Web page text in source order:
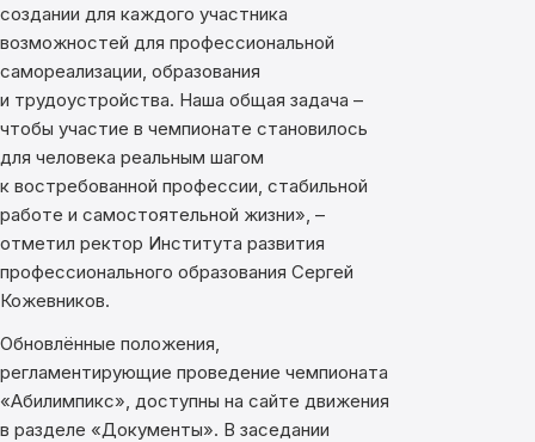
создании для каждого участника
возможностей для профессиональной
самореализации, образования
и трудоустройства. Наша общая задача –
чтобы участие в чемпионате становилось
для человека реальным шагом
к востребованной профессии, стабильной
работе и самостоятельной жизни», –
отметил ректор Института развития
профессионального образования Сергей
Кожевников.
Обновлённые положения,
регламентирующие проведение чемпионата
«Абилимпикс», доступны на сайте движения
в разделе «Документы». В заседании